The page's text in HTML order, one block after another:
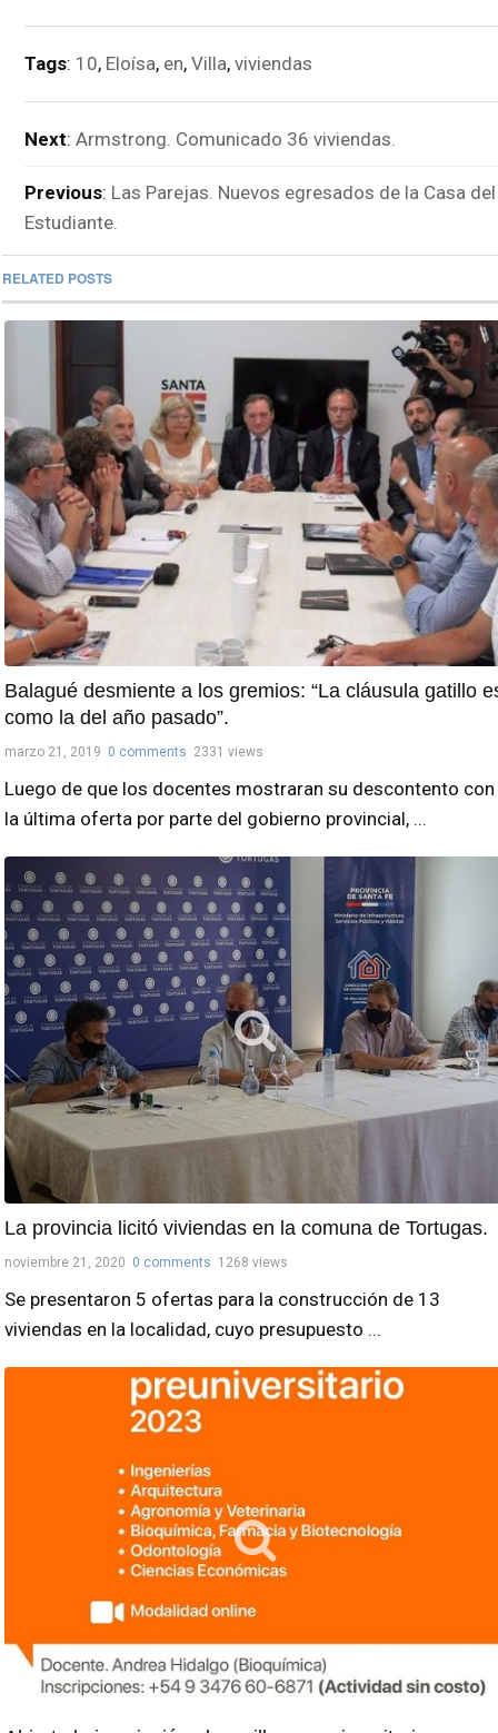
Tags: 10, Eloísa, en, Villa, viviendas
Next: Armstrong. Comunicado 36 viviendas.
Previous: Las Parejas. Nuevos egresados de la Casa del
Estudiante.
RELATED POSTS
Balagué desmiente a los gremios: “La cláusula gatillo
como la del año pasado”.
marzo 21, 2019 0 comments 2331 views
Luego de que los docentes mostraran su descontento con
la última oferta por parte del gobierno provincial, ...
La provincia licitó viviendas en la comuna de Tortugas.
noviembre 21, 2020 0 comments 1268 views
Se presentaron 5 ofertas para la construcción de 13
viviendas en la localidad, cuyo presupuesto ...